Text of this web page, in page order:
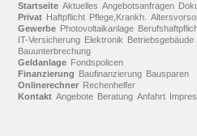
Startseite Aktuelles Angebotsanfragen
Privat Haftpflicht Pflege,Krankh.
Gewerbe Photovoltaikanlage
IT-Versicherung Elektronik Betriebsgebäude
Bauunterbrechung
Geldanlage Fondspolicen
Finanzierung Baufinanzierung Bausparen
Onlinerechner Rechenhelfer
Kontakt Angebote Beratung Anfahrt